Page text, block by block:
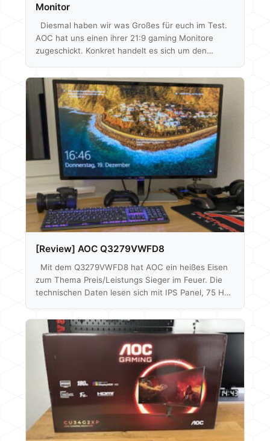
Monitor
Diesmal haben wir was Großes für euch im Test.
AOC hat uns einen ihrer 21:9 gaming Monitore
zugeschickt. Konkret handelt es sich um den
was momentan technisch möglich ist, dabei geht
es um Merkmale wie die geringe Reaktionszeit, die
hohe Bildwiederholrate von 200 Hz, der Support
von AMDs FreeSync und der Fakt, dass das Display
gebogen ist. Wie sich das 35" Modell schlägt und
ob ihm die verhältnismäßig…
[Review] AOC Q3279VWFD8
Mit dem Q3279VWFD8 hat AOC ein heißes Eisen
zum Thema Preis/Leistungs Sieger im Feuer. Die
technischen Daten lesen sich mit IPS Panel, 75 Hz,
gut. Alles in einem Paket zusammengeschnürt zu
einem Preis von aktuell um die 180€ laut Geizhals.
Ob der Monitor aber auch abliefert, werden wir
herausfinden. Mittels Spyder 5 können wir auch auf
die Bildqualität, Farbabweichung etc. eingehen und
auch schauen was eine Farbkalibrierung…